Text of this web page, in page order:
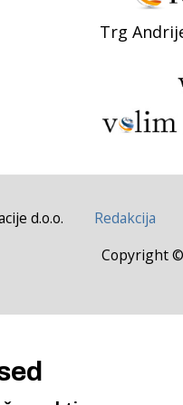
Trg
d.o.o. Redakcija
Copyright ©